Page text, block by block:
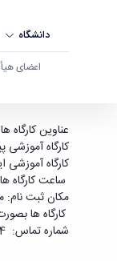
دانشگاه
اعضای
کارگاه های
عناوین کارگاه
کارگاه
کارگاه
ساعت کارگاه ها: از ۱۲ الی ۱۳:۳۰ در
مکان ثبت نام:
کارگاه ها
شماره تماس: 38381364